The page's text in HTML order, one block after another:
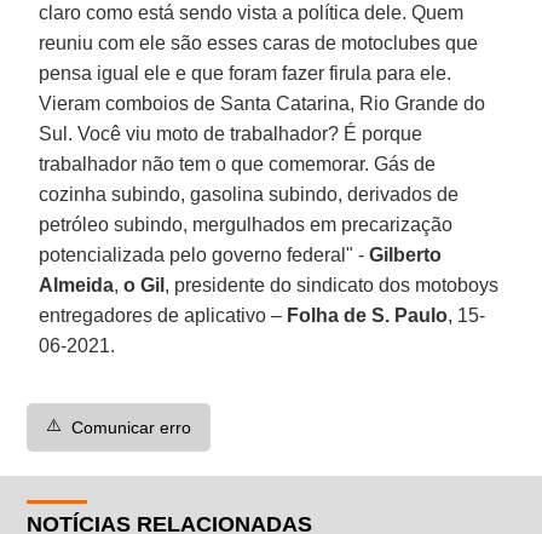
claro como está sendo vista a política dele. Quem
reuniu com ele são esses caras de motoclubes que
pensa igual ele e que foram fazer firula para ele.
Vieram comboios de Santa Catarina, Rio Grande do
Sul. Você viu moto de trabalhador? É porque
trabalhador não tem o que comemorar. Gás de
cozinha subindo, gasolina subindo, derivados de
petróleo subindo, mergulhados em precarização
potencializada pelo governo federal" -Gilberto
Almeida,o Gil , presidente do sindicato dos motoboys
entregadores de aplicativo – Folha de S. Paulo, 15-
06-2021.
⚠️ Comunicar erro
NOTÍCIAS RELACIONADAS